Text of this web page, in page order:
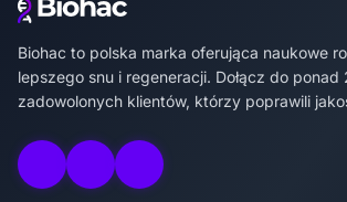
Biohac – strona główna
Biohac to polska marka oferująca naukowe
lepszego snu i regeneracji. Dołącz do ponad
zadowolonych klientów, którzy poprawili
Odwiedź Instagram Biohac
Odwiedź Facebook Biohac
Odwiedź YouTube Biohac